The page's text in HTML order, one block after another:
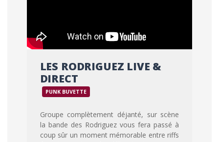
LES RODRIGUEZ LIVE &
DIRECT
PUNK BUVETTE
Groupe complètement déjanté, sur scène
la bande des Rodriguez vous fera passé à
coup sûr un moment mémorable entre riffs